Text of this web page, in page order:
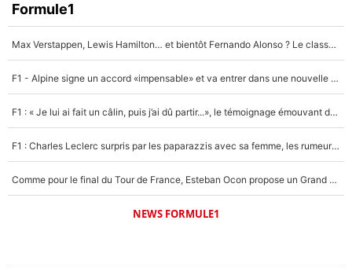
Formule1
Max Verstappen, Lewis Hamilton… et bientôt Fernando Alonso ? Le classement des pilotes les mieux payés en Formule 1 risque de changer !
F1 - Alpine signe un accord «impensable» et va entrer dans une nouvelle dimension : Grande nouvelle pour Pierre Gasly !
F1 : « Je lui ai fait un câlin, puis j’ai dû partir...», le témoignage émouvant de Max Verstappen sur sa fille
F1 : Charles Leclerc surpris par les paparazzis avec sa femme, les rumeurs étaient vraies !
Comme pour le final du Tour de France, Esteban Ocon propose un Grand Prix de Formule 1 à Paris : «Autour de l’Arc de Triomphe, ce serait génial» !
NEWS FORMULE1